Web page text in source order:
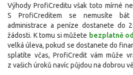
Výhody ProfiCreditu však toto mírné
S ProfiCreditem se nemusíte bát
administrace a peníze dostanete do
žádosti. K tomu si můžete bezplatně
velká úleva, pokud se dostanete do
splatíte včas, ProfiCredit vám může
z vašich úroků navíc půjdou na dobrou